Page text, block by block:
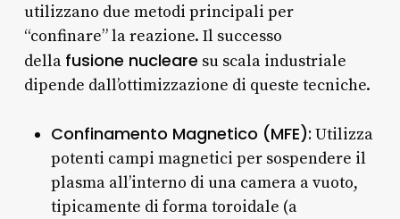
utilizzano due metodi principali per
“confinare” la reazione. Il successo
della fusione nucleare su scala industriale
dipende dall’ottimizzazione di queste tecniche.
Confinamento Magnetico (MFE): Utilizza
potenti campi magnetici per sospendere il
plasma all’interno di una camera a vuoto,
tipicamente di forma toroidale (a